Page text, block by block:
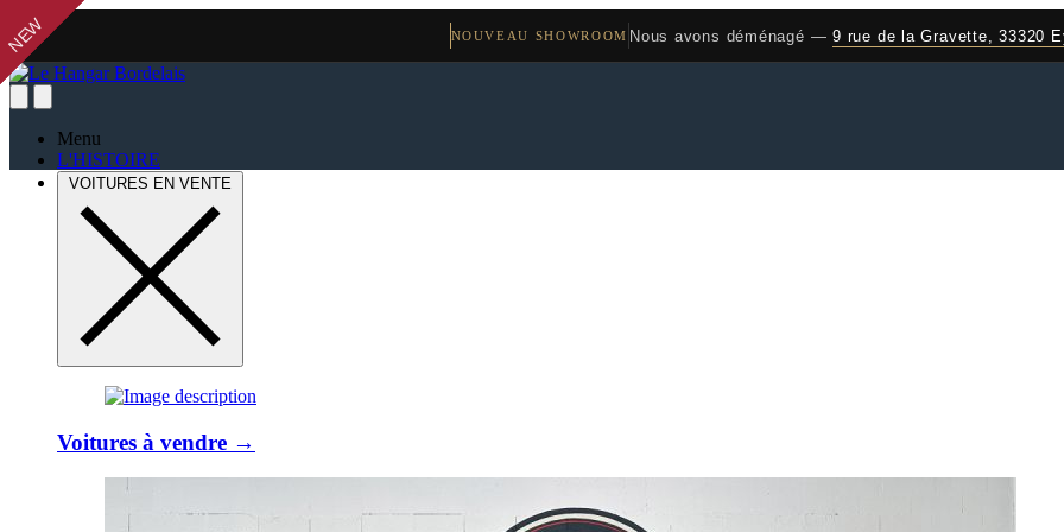
NOUVEAU SHOWROOM Nous avons déménagé —9 rue de la Gravette, 33320
Menu
L'HISTOIRE
VOITURES EN VENTE
Voitures à vendre →
NEW
NEW
NEW
NEW
NEW
NEW